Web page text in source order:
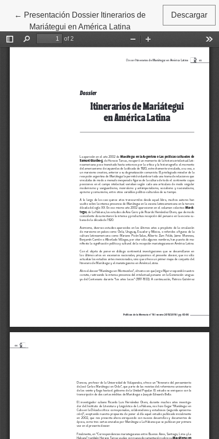
← Volver a los detalles del artículo
Presentación Dossier Itinerarios de
Mariátegui en América Latina
Descargar